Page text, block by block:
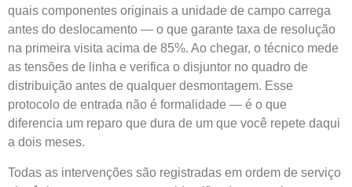
quais componentes originais a unidade de campo carrega
antes do deslocamento — o que garante taxa de resolução
na primeira visita acima de 85%. Ao chegar, o técnico mede
as tensões de linha e verifica o disjuntor no quadro de
distribuição antes de qualquer desmontagem. Esse
protocolo de entrada não é formalidade — é o que
diferencia um reparo que dura de um que você repete daqui
a dois meses.
Todas as intervenções são registradas em ordem de serviço